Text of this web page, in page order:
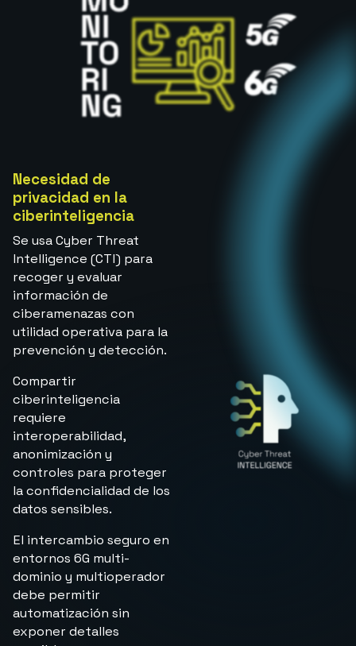
Necesidad de
privacidad en la
ciberinteligencia
Se usa Cyber Threat
Intelligence (CTI) para
recoger y evaluar
información de
ciberamenazas con
utilidad operativa para la
prevención y detección.
Compartir
ciberinteligencia
requiere
interoperabilidad,
anonimización y
controles para proteger
la confidencialidad de los
datos sensibles.
El intercambio seguro en
entornos 6G multi-
dominio y multioperador
debe permitir
automatización sin
exponer detalles